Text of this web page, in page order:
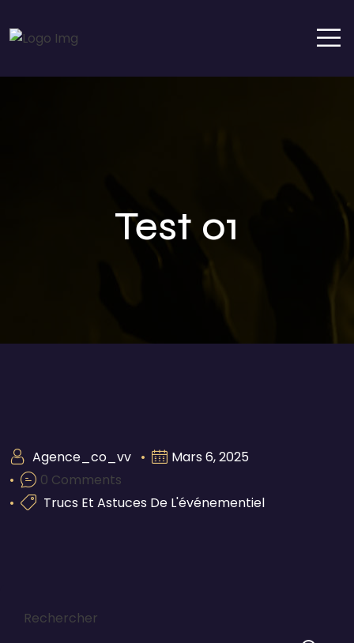
Test 01
Agence_co_vv
Mars 6, 2025
0 Comments
Trucs Et Astuces De L'événementiel
Rechercher